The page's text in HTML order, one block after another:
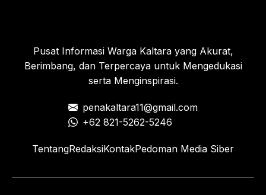
Pusat Informasi Warga Kaltara yang Akurat,
Berimbang, dan Terpercaya untuk Mengedukasi
serta Menginspirasi.
penakaltara11@gmail.com
+62 821-5262-5246
TentangRedaksiKontakPedoman Media Siber